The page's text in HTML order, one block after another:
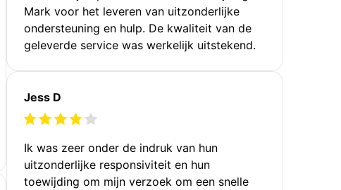
Mark voor het leveren van uitzonderlijke
ondersteuning en hulp. De kwaliteit van de
geleverde service was werkelijk uitstekend.
Jess D
Ik was zeer onder de indruk van hun
uitzonderlijke responsiviteit en hun
toewijding om mijn verzoek om een snelle